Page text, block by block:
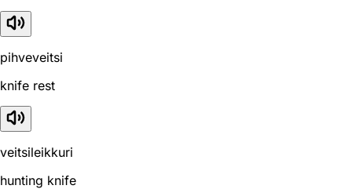
pihveveitsi
knife rest
veitsileikkuri
hunting knife